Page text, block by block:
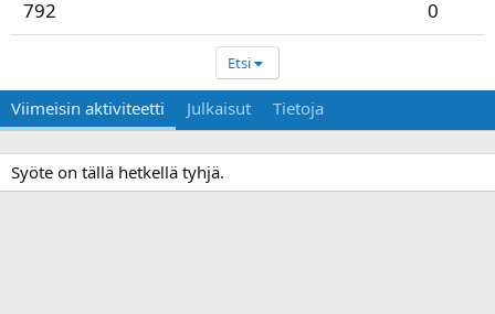
792 0
Etsi
Viimeisin aktiviteetti Julkaisut Tietoja
Syöte on tällä hetkellä tyhjä.